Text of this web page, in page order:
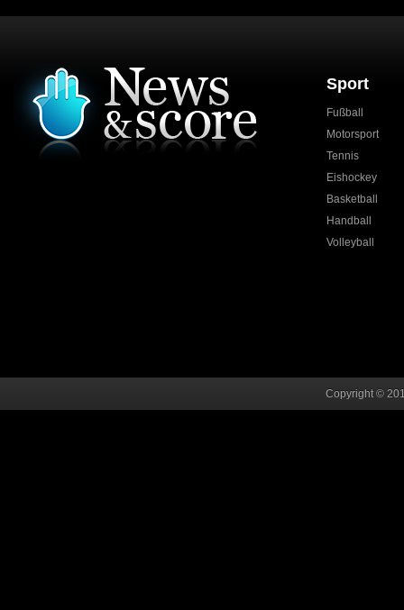
Sport
Fußball
Motorsport
Tennis
Eishockey
Basketball
Handball
Volleyball
Copyright ©